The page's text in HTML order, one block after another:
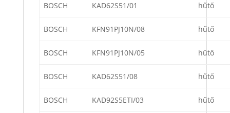
BOSCH KAD62S51/01 hűtő
BOSCH KFN91PJ10N/08 hűtő
BOSCH KFN91PJ10N/05 hűtő
BOSCH KAD62S51/08 hűtő
BOSCH KAD92S5ETI/03 hűtő